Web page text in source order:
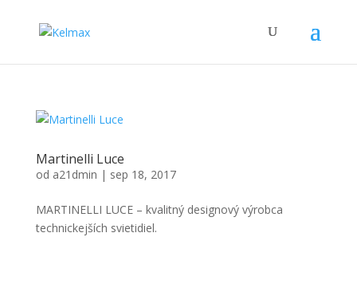
Martinelli Luce
od a21dmin | sep 18, 2017
MARTINELLI LUCE – kvalitný designový výrobca
technickejších svietidiel.